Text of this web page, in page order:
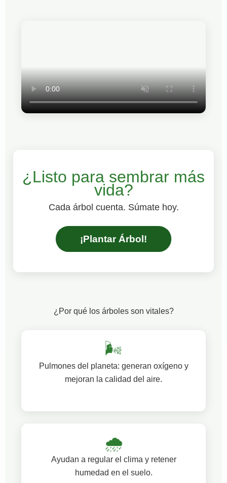
¿Listo para sembrar más
vida?
Cada árbol cuenta. Súmate hoy.
¡Plantar Árbol!
¿Por qué los árboles son vitales?
🌬️
Pulmones del planeta: generan oxígeno y
mejoran la calidad del aire.
🌧️
Ayudan a regular el clima y retener
humedad en el suelo.